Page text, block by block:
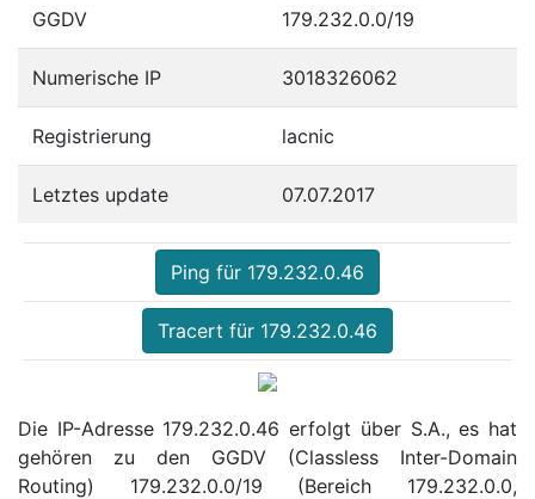
GGDV 179.232.0.0/19
Numerische IP 3018326062
Registrierung lacnic
Letztes update 07.07.2017
Ping für 179.232.0.46
Tracert für 179.232.0.46
Die IP-Adresse 179.232.0.46 erfolgt über S.A., es hat
gehören zu den GGDV (Classless Inter-Domain
Routing) 179.232.0.0/19 (Bereich 179.232.0.0,